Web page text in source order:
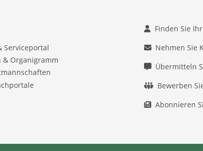
Serviceportal
& Organigramm
Finden Sie
Nehmen Sie
Übermitteln
Bewerben
Abonnieren